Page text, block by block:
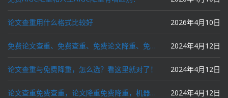
论文查重用什么格式比较好 2026年4月10日
免费论文查重、免费查重、免费论文降重、免费降重、智能降重、一键降重、降低AIGC写作率、AI写论文，这些名词你了解吗？ 2024年4月12日
论文查重与免费降重，怎么选？看这里就对了！ 2024年4月12日
论文查重免费查重，论文降重免费降重，机器降重，人工降重，降低AIGC写作率，ai写论文，都要选论文狗和paperdog以及文思慧达！ 2024年4月12日